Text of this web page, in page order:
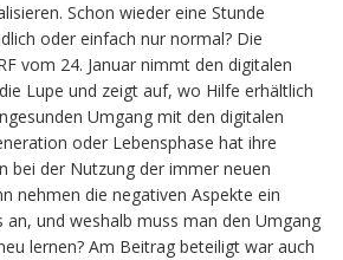
Schon wieder eine Stunde
oder einfach nur normal? Die
vom 24. Januar nimmt den digitalen
Lupe und zeigt auf, wo Hilfe erhältlich
Umgang mit den digitalen
oder Lebensphase hat ihre
bei der Nutzung der immer neuen
nehmen die negativen Aspekte ein
an, und weshalb muss man den Umgang
lernen? Am Beitrag beteiligt war auch